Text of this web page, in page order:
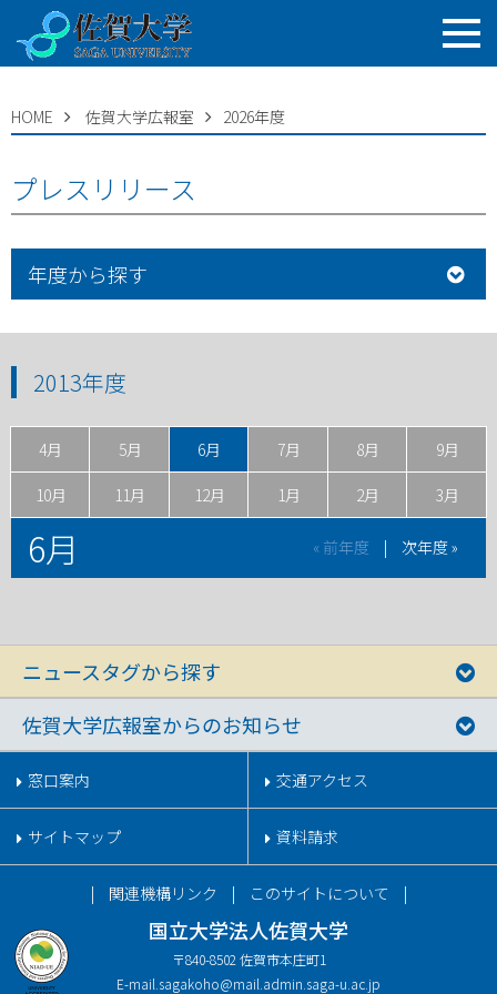
HOME 佐賀大学広報室 2026年度
プレスリリース
年度から探す
2013年度
4月 5月 6月 7月 8月 9月
10月 11月 12月 1月 2月 3月
6月 « 前年度 | 次年度 »
ニュースタグから探す
佐賀大学広報室からのお知らせ
窓口案内 交通アクセス
サイトマップ 資料請求
国立大学法人佐賀大学
〒840-8502 佐賀市本庄町1
E-mail. sagakoho@mail.admin.saga-u.ac.jp
関連機構リンク このサイトについて